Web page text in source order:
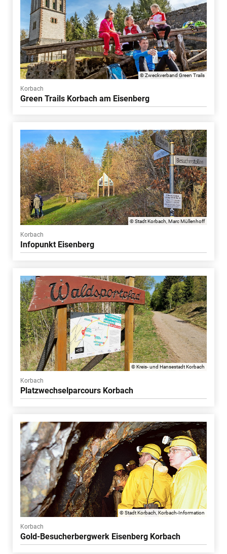
© Zweckverband Green Trails
Korbach
Green Trails Korbach am Eisenberg
© Stadt Korbach, Marc Müllenhoff
Korbach
Infopunkt Eisenberg
© Kreis- und Hansestadt Korbach
Korbach
Platzwechselparcours Korbach
© Stadt Korbach, Korbach-Information
Korbach
Gold-Besucherbergwerk Eisenberg Korbach